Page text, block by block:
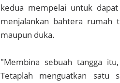
kedua mempelai untuk
menjalankan bahtera rumah
maupun duka.
"Membina sebuah tangga
Tetaplah menguatkan satu